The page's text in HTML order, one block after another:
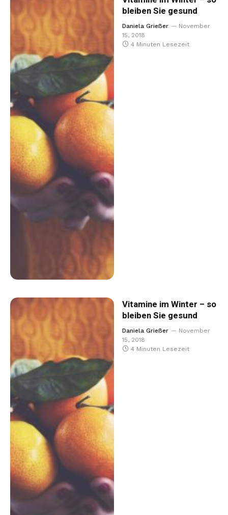
bleiben Sie gesund
Daniela Grießer
November
15, 2018
4 Minuten Lesezeit
Vitamine im Winter – so
bleiben Sie gesund
Daniela Grießer
November
15, 2018
4 Minuten Lesezeit